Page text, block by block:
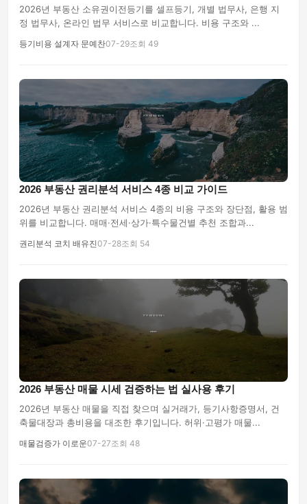
2026년 부동산 소유권이전등기를 셀프등기, 개별 법무사, 은행 지
정 법무사, 온라인 법무 서비스로 비교합니다. 비용 구조와 ...
등기비용 설계자 문예찬07-29조회 49
2026 부동산 권리분석 서비스 4종 비교 가이드
2026년 부동산 권리분석 서비스 4종의 비용 구조와 장단점, 활용 범
위를 비교합니다. 매매·전세·상가·특수물건별 추천 조합과...
권리분석 코치 배유진07-28조회 54
2026 부동산 매물 시세 검증하는 법 실사용 후기
2026년 부동산 매물을 직접 찾으며 실거래가, 등기사항증명서, 건
축물대장과 총비용을 대조한 후기입니다. 허위·고평가 매물...
매물검증가 이로운07-27조회 48